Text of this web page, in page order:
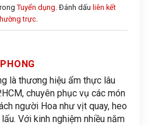
Tuyển dụng. Đánh dấu liên kết
trực.
là thương hiệu ẩm thực lâu
chuyên phục vụ các món
người Hoa như vịt quay, heo
Với kinh nghiệm nhiều năm